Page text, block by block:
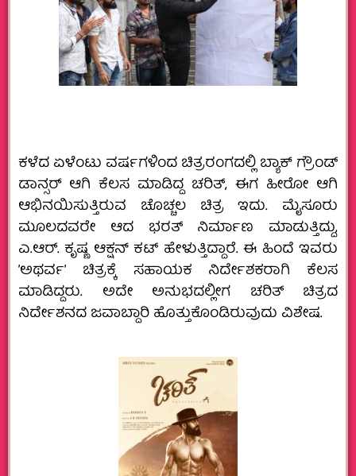
ಕಳೆದ ಏಳೆಂಟು ವರ್ಷಗಳಿಂದ ಚಿತ್ರರಂಗದಲ್ಲಿ ಬ್ಯಾಕ್‌ ಗ್ರೌಂಡ್‌
ಡಾನ್ಸರ್‌ ಆಗಿ ಕೆಲಸ ಮಾಡಿದ್ದ ಚರಿತ್‌, ಈಗ ಹೀರೋ ಆಗಿ
ಆಭಿನಯಿಸುತ್ತಿರುವ ಚೊಚ್ಚಲ ಚಿತ್ರ ಇದು. ಮೈಸೂರು
ಮೂಲದವರೇ ಆದ ಭರತ್‌ ನಿರ್ಮಾಣ ಮಾಡುತ್ತಿದ್ದು,
ಎ.ಆರ್.‌ ಕೃಷ್ಣ ಆಕ್ಷನ್‌ ಕಟ್‌ ಹೇಳುತ್ತಿದ್ದಾರೆ. ಈ ಹಿಂದೆ ಇವರು
ʼಅಥರ್ವʼ ಚಿತ್ರಕ್ಕೆ ಸಹಾಯಕ ನಿರ್ದೇಶಕರಾಗಿ ಕೆಲಸ
ಮಾಡಿದ್ದರು. ಅದೇ ಅನುಭದಲ್ಲೀಗ ಚರಿತ್‌ ಚಿತ್ರದ
ನಿರ್ದೇಶನದ ಜವಾಬ್ದಾರಿ ಹೊತ್ತುಕೊಂಡಿರುವುದು ವಿಶೇಷ.